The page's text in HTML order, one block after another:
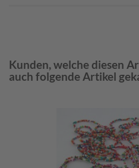
Kunden, welche diesen
auch folgende Artikel